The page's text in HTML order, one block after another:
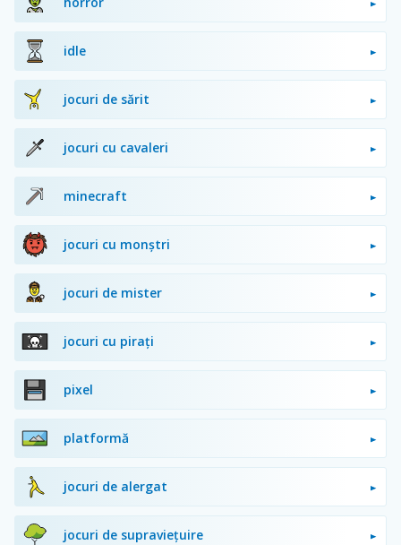
idle
jocuri de sărit
jocuri cu cavaleri
minecraft
jocuri cu monștri
jocuri de mister
jocuri cu pirați
pixel
platformă
jocuri de alergat
jocuri de supraviețuire